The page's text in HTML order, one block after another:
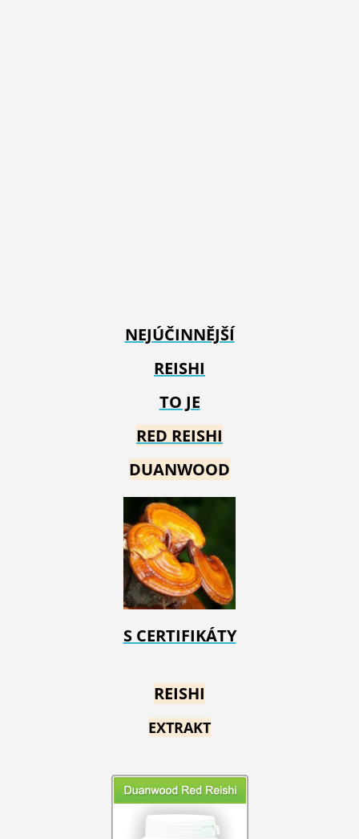
NEJÚČINNĚJŠÍ
REISHI
TO JE
RED REISHI
DUANWOOD
S CERTIFIKÁTY
REISHI
EXTRAKT